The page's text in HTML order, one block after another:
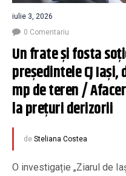
iulie 3, 2026
0 Comentariu
Un frate și fosta
președintele CJ
mp de teren /
la prețuri derizorii
de Steliana Costea
O investigație „Ziarul de